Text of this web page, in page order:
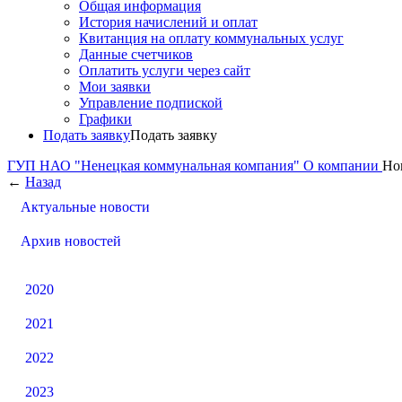
Общая информация
История начислений и оплат
Квитанция на оплату коммунальных услуг
Данные счетчиков
Оплатить услуги через сайт
Мои заявки
Управление подпиской
Графики
Подать заявкуПодать заявку
ГУП НАО "Ненецкая коммунальная компания" О компании
← Назад
Актуальные новости
Архив новостей
2020
2021
2022
2023